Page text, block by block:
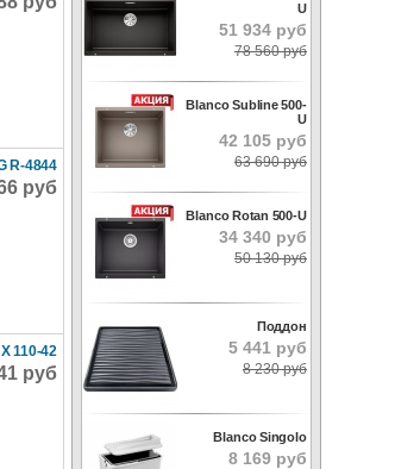
R-4844
руб
110-42
руб
U
51 934 руб
78 560 руб
Blanco Subline 500-
U
42 105 руб
63 690 руб
Blanco Rotan 500-U
34 340 руб
50 130 руб
Поддон
5 441 руб
8 230 руб
Blanco Singolo
8 169 руб